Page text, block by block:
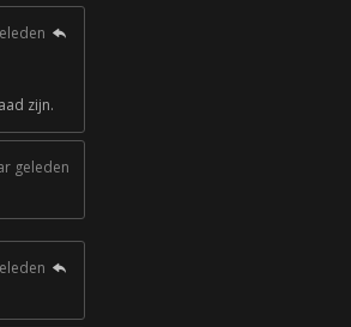
zijn.
geleden